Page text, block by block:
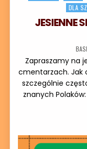
DLA
JESIENNE
Zapraszamy na
cmentarzach. Jak
szczególnie
znanych